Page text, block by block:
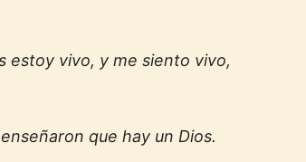
estoy vivo, y me siento vivo,
que hay un Dios.